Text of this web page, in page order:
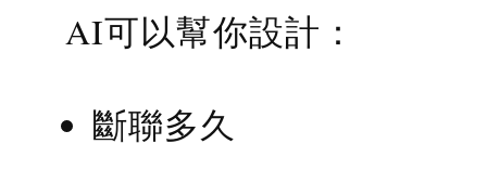
AI可以幫你設計：
斷聯多久